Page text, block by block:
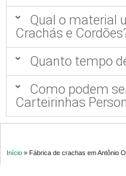
Qual o material
Crachás e
Quanto tempo
Como podem
Carteirinhas
Início » Fábrica de crachas em Antônio